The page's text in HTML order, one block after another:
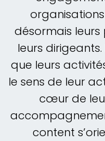
désormais leurs
leurs
que leurs
le sens de leur
cœur de
content